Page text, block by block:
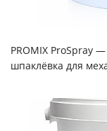
PROMIX ProSpray
шпаклёвка для